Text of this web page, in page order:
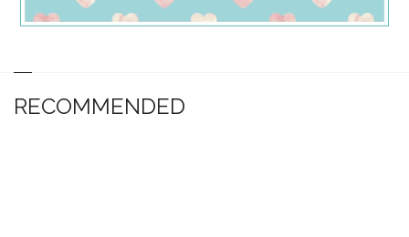
RECOMMENDED